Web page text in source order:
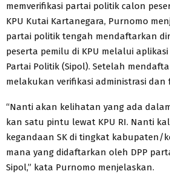
memverifikasi partai politik calon
KPU Kutai Kartanegara, Purnomo
partai politik tengah mendaftarkan
peserta pemilu di KPU melalui
Partai Politik (Sipol). Setelah
melakukan verifikasi administrasi dan
“Nanti akan kelihatan yang ada
kan satu pintu lewat KPU RI. Nanti
kegandaan SK di tingkat kabupaten/
mana yang didaftarkan oleh DPP
Sipol,” kata Purnomo menjelaskan.